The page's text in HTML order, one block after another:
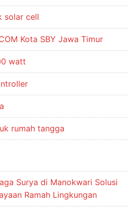
solar cell
Kota SBY Jawa Timur
watt
rumah tangga
Surya di Manokwari Solusi
Ramah Lingkungan